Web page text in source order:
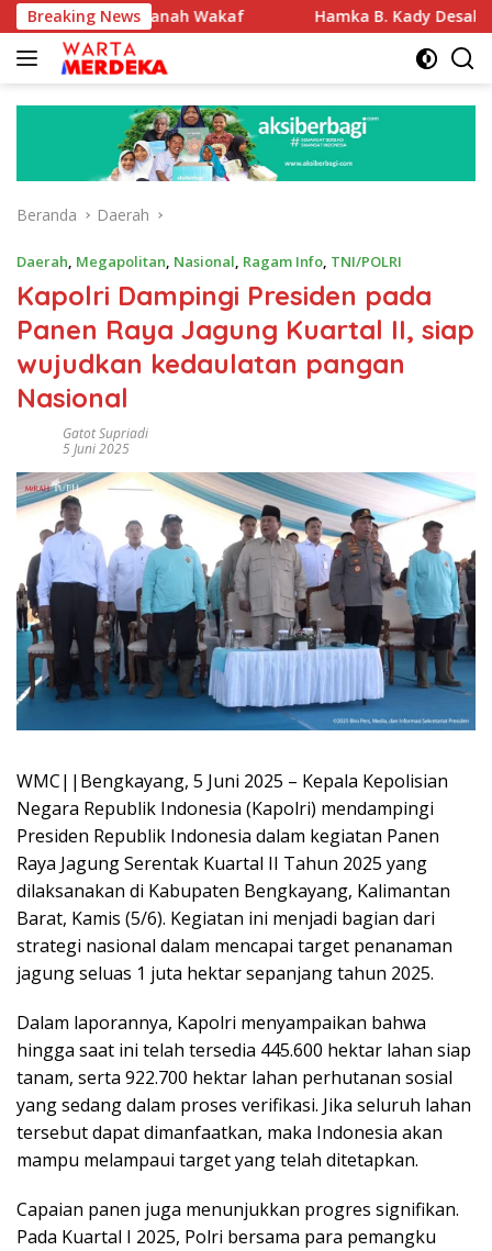
Langsung
ke
konten
Breaking News
Tanah Wakaf Hamka B. Kady Desak Evaluasi
Beranda Daerah
Daerah, Megapolitan, Nasional, Ragam Info, TNI/POLRI
Kapolri Dampingi Presiden pada
Panen Raya Jagung Kuartal II, siap
wujudkan kedaulatan pangan
Nasional
Gatot Supriadi
5 Juni 2025
WMC||Bengkayang, 5 Juni 2025 – Kepala Kepolisian
Negara Republik Indonesia (Kapolri) mendampingi
Presiden Republik Indonesia dalam kegiatan Panen
Raya Jagung Serentak Kuartal II Tahun 2025 yang
dilaksanakan di Kabupaten Bengkayang, Kalimantan
Barat, Kamis (5/6). Kegiatan ini menjadi bagian dari
strategi nasional dalam mencapai target penanaman
jagung seluas 1 juta hektar sepanjang tahun 2025.
Dalam laporannya, Kapolri menyampaikan bahwa
hingga saat ini telah tersedia 445.600 hektar lahan siap
tanam, serta 922.700 hektar lahan perhutanan sosial
yang sedang dalam proses verifikasi. Jika seluruh lahan
tersebut dapat dimanfaatkan, maka Indonesia akan
mampu melampaui target yang telah ditetapkan.
Capaian panen juga menunjukkan progres signifikan.
Pada Kuartal I 2025, Polri bersama para pemangku